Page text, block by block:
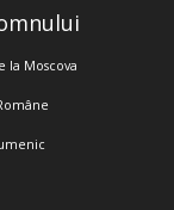
la Moscova